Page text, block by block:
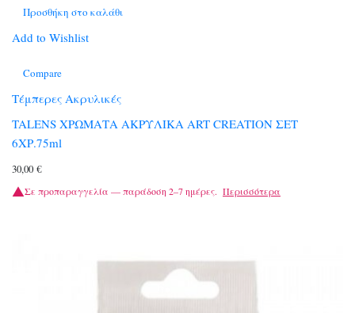
Προσθήκη στο καλάθι
Add to Wishlist
Compare
Τέμπερες Ακρυλικές
TALENS ΧΡΩΜΑΤΑ ΑΚΡΥΛΙΚΑ ART CREATION ΣΕΤ
6ΧΡ.75ml
30,00 €
Σε προπαραγγελία — παράδοση 2–7 ημέρες. Περισσότερα